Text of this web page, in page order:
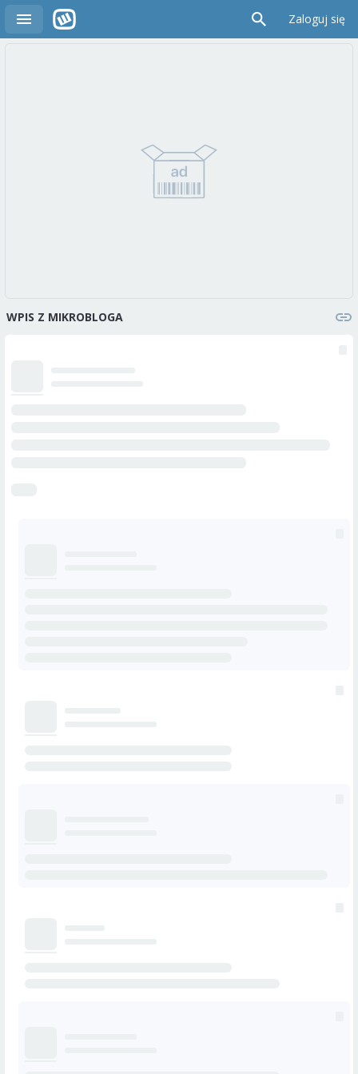
Zaloguj się
WPIS Z MIKROBLOGA